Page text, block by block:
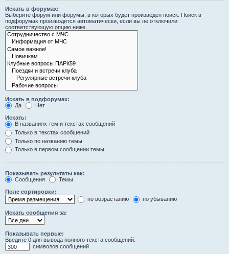
Искать в форумах:
Выберите форум или форумы, в которых будет произведён поиск. Поиск в
подфорумах производится автоматически, если вы не отключили
соответствующую опцию ниже.
Искать в подфорумах:
Да
Нет
Искать:
В названиях тем и текстах сообщений
Только в текстах сообщений
Только по названию темы
Только в первом сообщении темы
Показывать результаты как:
Сообщения
Темы
Поле сортировки:
по возрастанию
по убыванию
Искать сообщения за:
Показывать первые:
Введите 0 для вывода полного текста сообщений.
символов сообщений